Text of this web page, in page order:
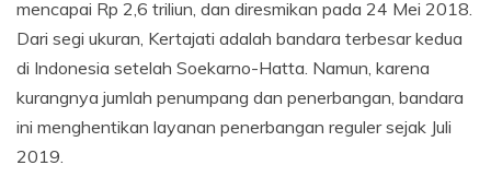
mencapai Rp 2,6 triliun, dan diresmikan pada 24 Mei 2018.
Dari segi ukuran, Kertajati adalah bandara terbesar kedua
di Indonesia setelah Soekarno-Hatta. Namun, karena
kurangnya jumlah penumpang dan penerbangan, bandara
ini menghentikan layanan penerbangan reguler sejak Juli
2019.